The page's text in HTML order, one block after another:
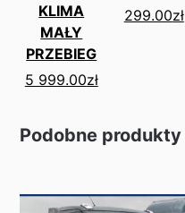
KLIMA
MAŁY
PRZEBIEG
5 999.00zł
299.00zł
Podobne produkty